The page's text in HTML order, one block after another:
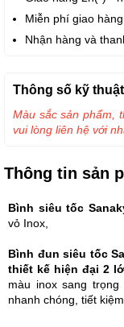
Miễn phí giao
Nhận hàng và
Thông tin sản
Bình siêu tốc
vỏ Inox,
Bình đun siêu tốc
thiết kế hiện đại 2
màu inox sang
nhanh chóng, tiết
Thông số kỹ thuật
Màu sắc sản phẩm,
vui lòng liên hệ với